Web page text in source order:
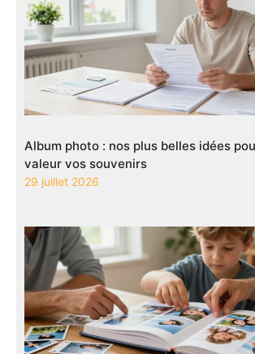
Album photo : nos plus belles idées
valeur vos souvenirs
29 juillet 2026